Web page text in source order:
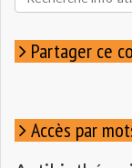
pour
Partager ce
Accès par